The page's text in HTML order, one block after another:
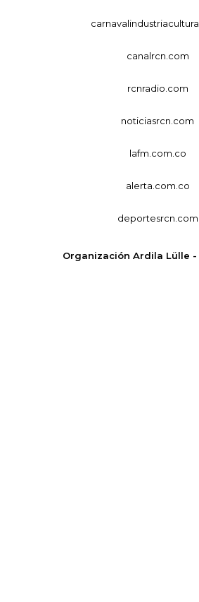
canalrcn.com
rcnradio.com
noticiasrcn.com
lafm.com.co
alerta.com.co
deportesrcn.com
Organización Ardila Lülle -